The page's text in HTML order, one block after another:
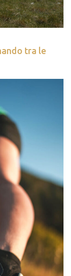
tra le